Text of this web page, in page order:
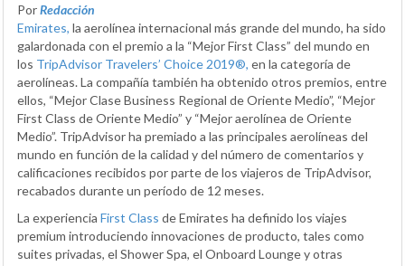
PorRedacción
Emirates, la aerolínea internacional más grande del mundo, ha sido
galardonada con el premio a la “Mejor First Class” del mundo en
los TripAdvisor Travelers’ Choice 2019®, en la categoría de
aerolíneas. La compañía también ha obtenido otros premios, entre
ellos, “Mejor Clase Business Regional de Oriente Medio”, “Mejor
First Class de Oriente Medio” y “Mejor aerolínea de Oriente
Medio”. TripAdvisor ha premiado a las principales aerolíneas del
mundo en función de la calidad y del número de comentarios y
calificaciones recibidos por parte de los viajeros de TripAdvisor,
recabados durante un período de 12 meses.
La experiencia First Class de Emirates ha definido los viajes
premium introduciendo innovaciones de producto, tales como
suites privadas, el Shower Spa, el Onboard Lounge y otras